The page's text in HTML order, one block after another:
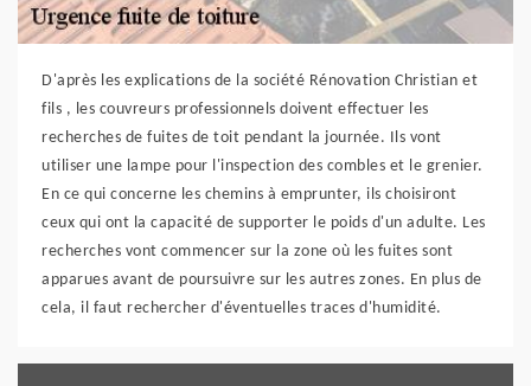
D'après les explications de la société Rénovation Christian et
fils , les couvreurs professionnels doivent effectuer les
recherches de fuites de toit pendant la journée. Ils vont
utiliser une lampe pour l'inspection des combles et le grenier.
En ce qui concerne les chemins à emprunter, ils choisiront
ceux qui ont la capacité de supporter le poids d'un adulte. Les
recherches vont commencer sur la zone où les fuites sont
apparues avant de poursuivre sur les autres zones. En plus de
cela, il faut rechercher d'éventuelles traces d'humidité.